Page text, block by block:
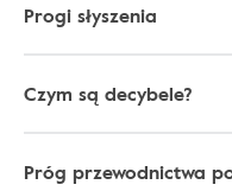
Progi słyszenia
Czym są decybele?
Próg przewodnictwa